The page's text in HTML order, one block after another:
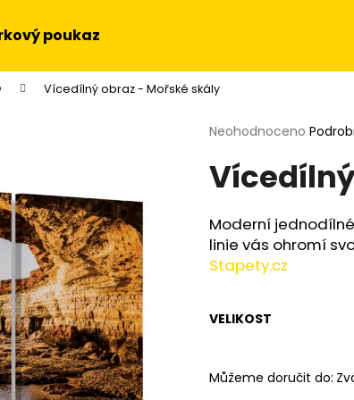
poukaz
Vícedílný obraz - Mořské skály
Průměrné
produktu
je
z
5
hvězdiček.
Neohodnoceno
Moderní
linie vás ohromí
Stapety.cz
VELIKOST
Můžeme doručit do:
Co potřebujete najít?
HLEDAT
Doporučujeme
NA STĚNU - SLUNEČNICE
OBRAZ -